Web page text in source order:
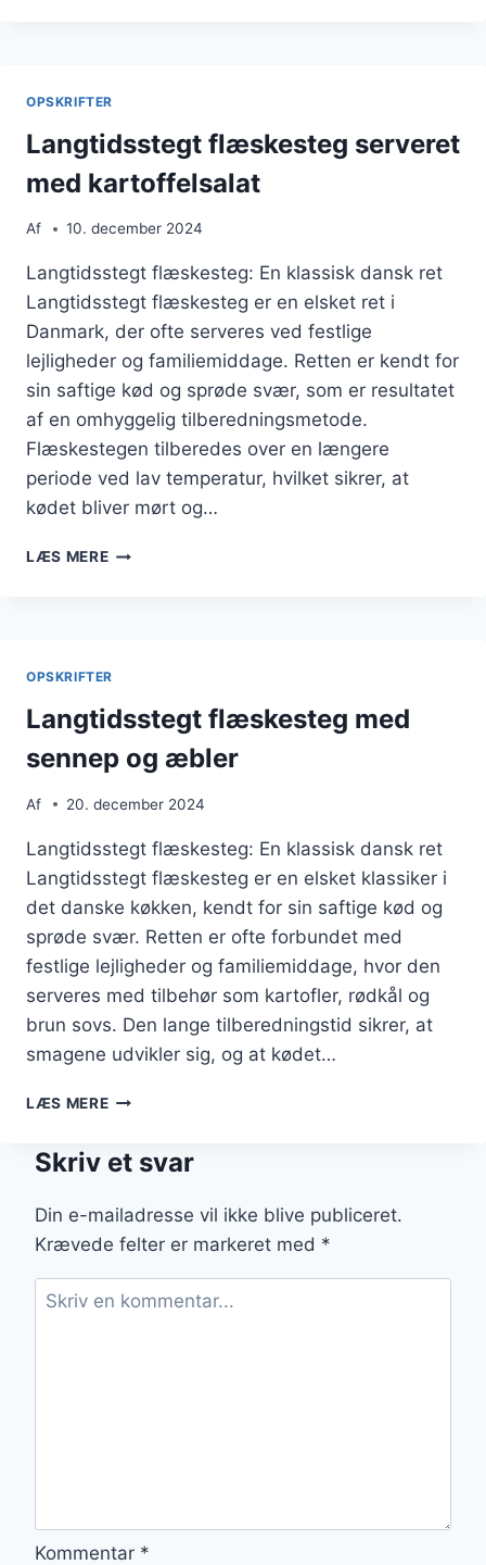
OPSKRIFTER
Langtidsstegt flæskesteg serveret
med kartoffelsalat
Af 10. december 2024
Langtidsstegt flæskesteg: En klassisk dansk ret
Langtidsstegt flæskesteg er en elsket ret i
Danmark, der ofte serveres ved festlige
lejligheder og familiemiddage. Retten er kendt for
sin saftige kød og sprøde svær, som er resultatet
af en omhyggelig tilberedningsmetode.
Flæskestegen tilberedes over en længere
periode ved lav temperatur, hvilket sikrer, at
kødet bliver mørt og…
LÆS MERELANGTIDSSTEGT
OPSKRIFTER
Langtidsstegt flæskesteg med
sennep og æbler
Af 20. december 2024
Langtidsstegt flæskesteg: En klassisk dansk ret
Langtidsstegt flæskesteg er en elsket klassiker i
det danske køkken, kendt for sin saftige kød og
sprøde svær. Retten er ofte forbundet med
festlige lejligheder og familiemiddage, hvor den
serveres med tilbehør som kartofler, rødkål og
brun sovs. Den lange tilberedningstid sikrer, at
smagene udvikler sig, og at kødet…
LÆS MERELANGTIDSSTEGT
SENNEP
ÆBLER
Skriv et svar
Din e-mailadresse vil ikke blive publiceret.
Krævede felter er markeret med *
Kommentar *